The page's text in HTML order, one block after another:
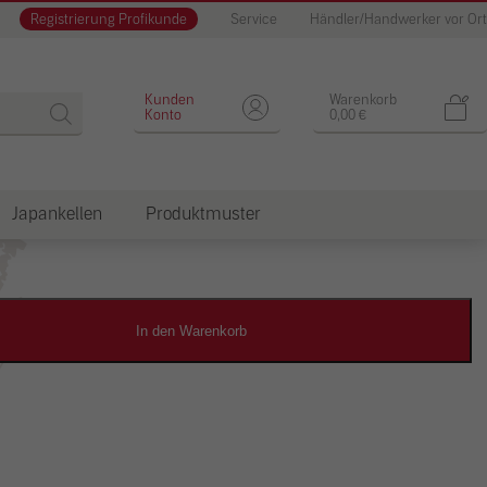
Registrierung Profikunde Service Händler/Handwerker vor Ort
Warenkorb
0,00 €
Kunden
Konto
Japankellen Produktmuster
Designputz
In den Warenkorb